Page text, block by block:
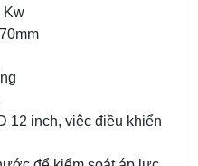
Kw
12 inch, việc điều khiển